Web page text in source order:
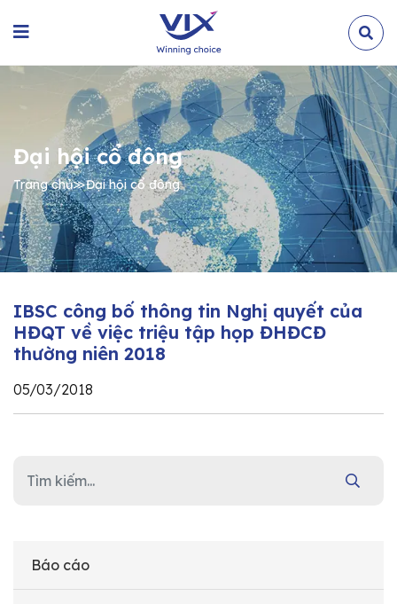
Đại hội cổ đông
Trang chủ≫Đại hội cổ đông
Báo cáo
IBSC công bố thông tin Nghị quyết của
HĐQT về việc triệu tập họp ĐHĐCĐ
thường niên 2018
05/03/2018